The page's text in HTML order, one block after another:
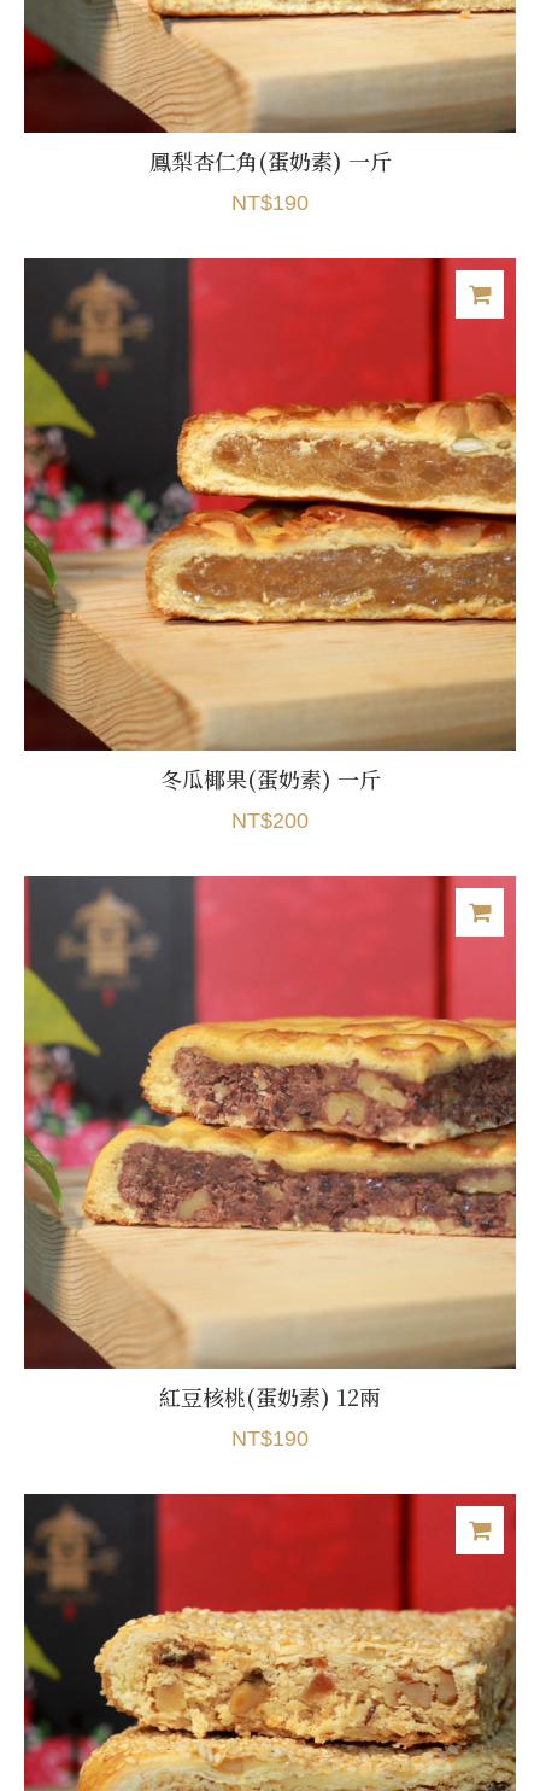
鳳梨杏仁角(蛋奶素) 一斤
NT$190
冬瓜椰果(蛋奶素) 一斤
NT$200
紅豆核桃(蛋奶素) 12兩
NT$190